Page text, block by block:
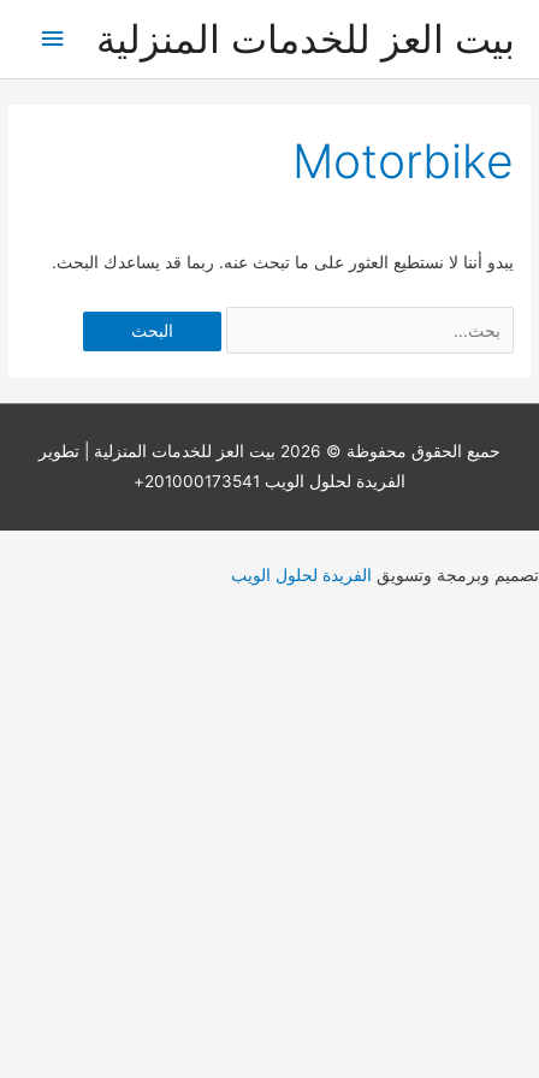
بيت العز للخدمات المنزلية
Motorbike
يبدو أننا لا نستطيع العثور على ما تبحث عنه. ربما قد يساعدك البحث.
for:
حميع الحقوق محفوظة © 2026 بيت العز للخدمات المنزلية | تطوير
الفريدة لحلول الويب 201000173541+
تصميم وبرمجة وتسويق الفريدة لحلول الويب